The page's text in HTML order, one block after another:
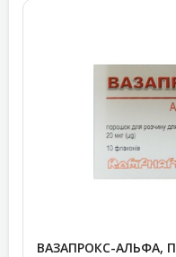
ВАЗАПРОКС-АЛЬФА,